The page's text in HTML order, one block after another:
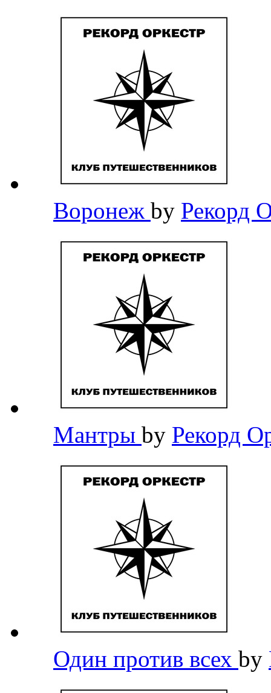
Воронеж by Рекорд
Мантры by Рекорд
Один против всех by